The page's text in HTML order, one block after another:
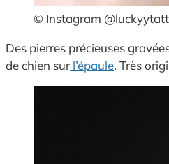
© Instagram
Des pierres précieuses
de chien sur l’épaule. Très